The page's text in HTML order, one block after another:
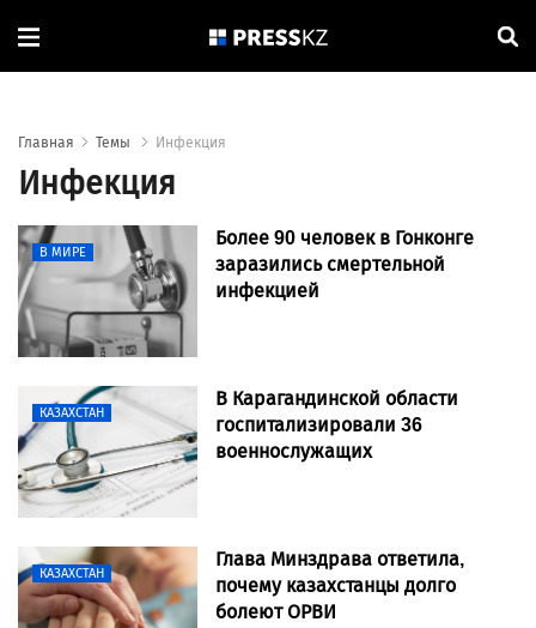
Главная Темы Инфекция
Инфекция
В МИРЕ
Более 90 человек в Гонконге
заразились смертельной
инфекцией
КАЗАХСТАН
В Карагандинской области
госпитализировали 36
военнослужащих
КАЗАХСТАН
Глава Минздрава ответила,
почему казахстанцы долго
болеют ОРВИ